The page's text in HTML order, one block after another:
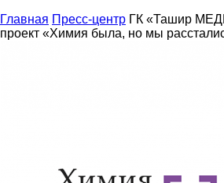
Главная Пресс-центр ГК «Ташир
проект «Химия была, но мы